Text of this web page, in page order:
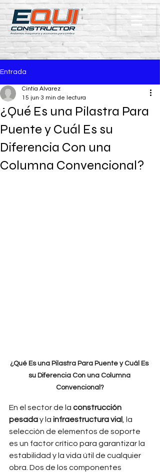
Entrada
¿Qué Es una Pilastra Para
Puente y Cuál Es su
Diferencia Con una
Columna Convencional?
Cintia Alvarez
15 jun 3 min de lectura
¿Qué Es una Pilastra Para Puente y Cuál Es
su Diferencia Con una Columna
Convencional?
En el sector de la construcción
pesada y la infraestructura vial
, la
selección de elementos de soporte
es un factor crítico para garantizar la
estabilidad y la vida útil de cualquier
obra. Dos de los componentes